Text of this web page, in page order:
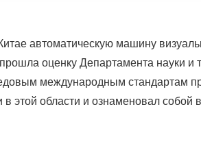
автоматическую машину
оценку Департамента науки и
международным стандартам
этой области и ознаменовал